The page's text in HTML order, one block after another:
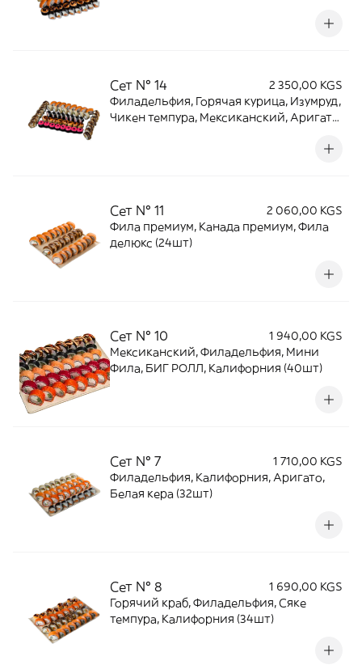
Сет № 14
2 350,00 KGS
Филадельфия, Горячая курица, Изумруд,
Чикен темпура, Мексиканский, Аригато,
Сет № 11
2 060,00 KGS
Фила премиум, Канада премиум, Фила
делюкс (24шт)
Сет № 10
1 940,00 KGS
Мексиканский, Филадельфия, Мини
Фила, БИГ РОЛЛ, Калифорния (40шт)
Сет № 7
1 710,00 KGS
Филадельфия, Калифорния, Аригато,
Белая кера (32шт)
Сет № 8
1 690,00 KGS
Горячий краб, Филадельфия, Сяке
темпура, Калифорния (34шт)